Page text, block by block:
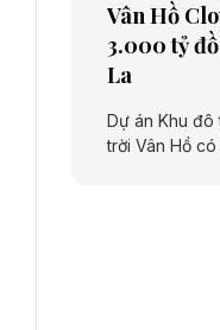
Vân Hồ
3.000 tỷ
La
Dự án Khu đô
trời Vân Hồ